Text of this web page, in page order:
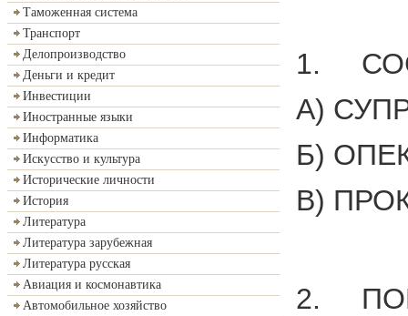
Таможенная система
Транспорт
Делопроизводство
Деньги и кредит
Инвестиции
Иностранные языки
Информатика
Искусство и культура
Исторические личности
История
Литература
Литература зарубежная
Литература русская
Авиация и космонавтика
Автомобильное хозяйство
1.
А)
Б)
В)
2.